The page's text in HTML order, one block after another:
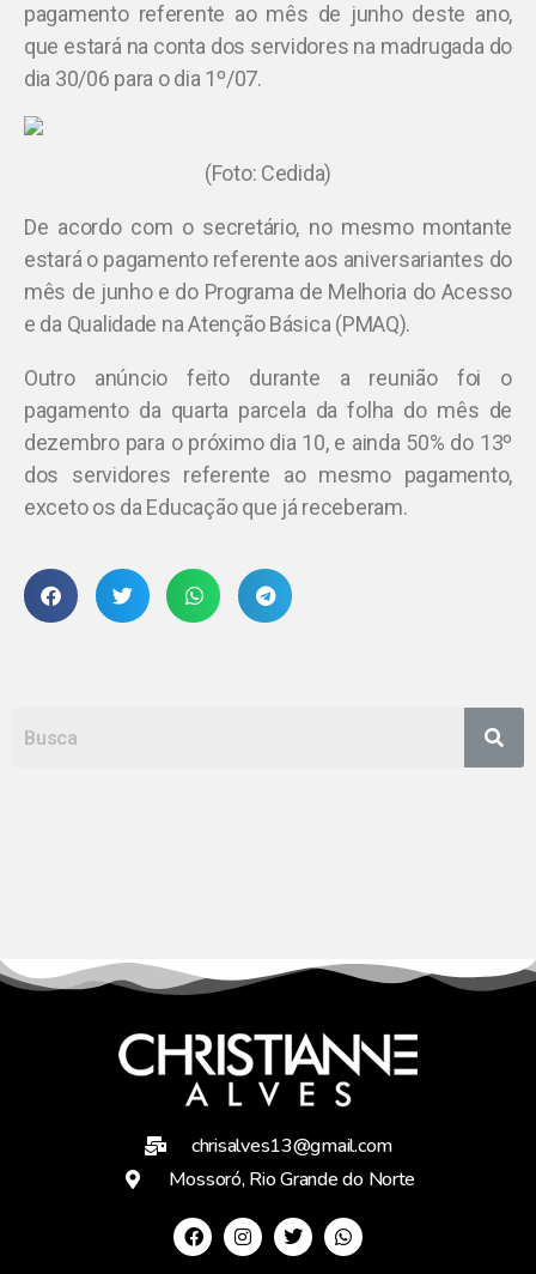
pagamento referente ao mês de junho deste ano,
que estará na conta dos servidores na madrugada do
dia 30/06 para o dia 1º/07.
(Foto: Cedida)
De acordo com o secretário, no mesmo montante
estará o pagamento referente aos aniversariantes do
mês de junho e do Programa de Melhoria do Acesso
e da Qualidade na Atenção Básica (PMAQ).
Outro anúncio feito durante a reunião foi o
pagamento da quarta parcela da folha do mês de
dezembro para o próximo dia 10, e ainda 50% do 13º
dos servidores referente ao mesmo pagamento,
exceto os da Educação que já receberam.
chrisalves13@gmail.com
Mossoró, Rio Grande do Norte